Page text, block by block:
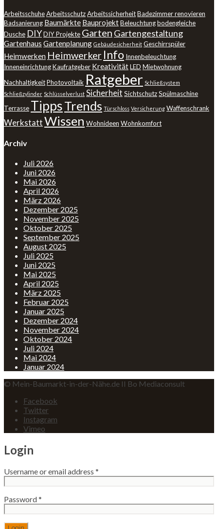
ArbeitsschuheArbeitsschutzArbeitssicherheitBadezimmer renovieren
Badsanierung Baumärkte BauprojektBeleuchtungbodengleiche
Dusche DIYDIY Projekte Garten Gartengestaltung
Gartenhaus Gartenplanung Gebäudesicherheit Geschirrspüler
Heimwerken Heimwerker Info Innenbeleuchtung
InneneinrichtungKaufratgeber KreativitätLED Mietwohnung
NachhaltigkeitPhotovoltaik Ratgeber Schließsystem
Schließzylinder Schlüsselverlust Sicherheit SichtschutzSpülmaschine
Terrasse TippsTrends Türschloss Versicherung Waffenschrank
WerkstattWissen Wohnideen Wohnkomfort
Archiv
Juli 2026
Juni 2026
Mai 2026
April 2026
März 2026
Dezember 2025
November 2025
Oktober 2025
September 2025
August 2025
Juli 2025
Juni 2025
Mai 2025
April 2025
März 2025
Februar 2025
Januar 2025
Dezember 2024
November 2024
Oktober 2024
Juli 2024
Mai 2024
Januar 2024
© Mein-Baumarkt-in-der-Nähe.de II Bo Mediaconsult
Facebook
Twitter
Instagram
Vimeo
Login
Username or email address *
Password*